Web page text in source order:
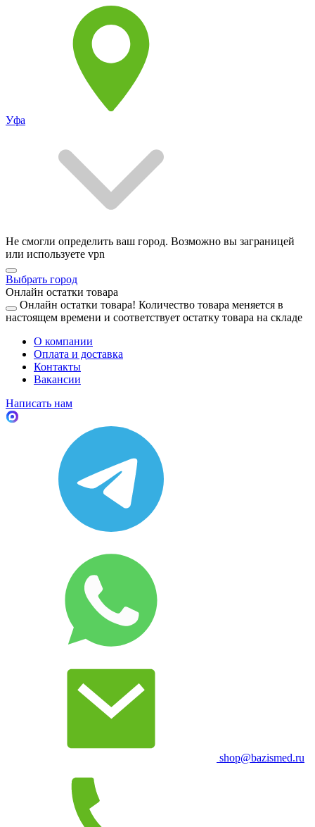
Уфа
Не смогли определить ваш город. Возможно вы заграницей
или используете vpn
Выбрать город
Онлайн остатки товара
Онлайн остатки товара! Количество товара меняется в
настоящем времени и соответствует остатку товара на складе
О компании
Оплата и доставка
Контакты
Вакансии
Написать нам
shop@bazismed.ru